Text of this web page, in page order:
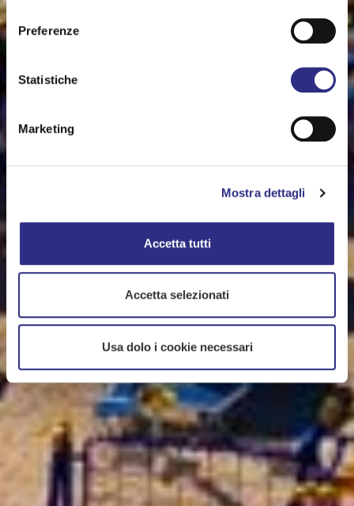
consenso
Preferenze
Statistiche
Marketing
Mostra dettagli
Accetta tutti
Accetta selezionati
Usa dolo i cookie necessari